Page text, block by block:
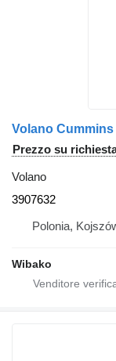
Volano Cummins
Prezzo su
Volano
3907632
Polonia,
Wibako